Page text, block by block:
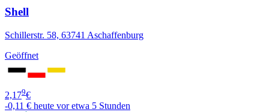
Shell
Schillerstr. 58, 63741 Aschaffenburg
Geöffnet
2,179€
-0,11 € heute vor etwa 5 Stunden